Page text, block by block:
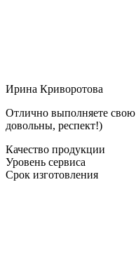
Ирина Криворотова
Отлично выполняете свою
довольны, респект!)
Качество продукции
Уровень сервиса
Срок изготовления